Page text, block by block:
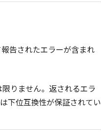
告されたエラーが含まれ
りません。返されるエラ
下位互換性が保証されてい